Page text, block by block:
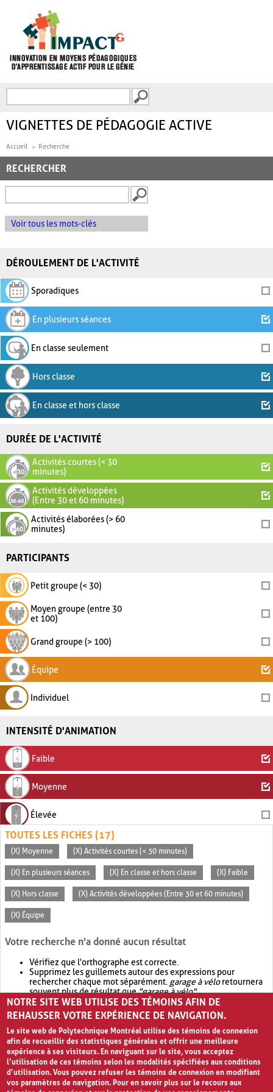
FORMULAIRE DE
VIGNETTES DE PÉDAGOGIE ACTIVE
Accueil Recherche
RECHERCHER
Voir tous les mots-clés
DÉROULEMENT DE L'ACTIVITÉ
Sporadiques
En plusieurs séances
En classe seulement
Hors classe
En classe et hors classe
DURÉE DE L'ACTIVITÉ
Activités courtes (< 30
minutes)
Activités développées
(Entre 30 et 60 minutes)
Activités élaborées (> 60
minutes)
PARTICIPANTS
Petit groupe (< 30)
Moyen groupe (entre 30
et 100)
Grand groupe (> 100)
Équipe
Individuel
INTENSITÉ D'ANIMATION
Faible
Moyenne
Élevée
TOUTES LES FICHES (17)
(X) Moyenne (X) Activités courtes (< 30 minutes)
(X) En plusieurs séances (X) En classe et hors classe (X) Faible
(X) Hors classe (X) Activités développées (Entre 30 et 60 minutes)
(X) Équipe
Votre recherche n'a donné aucun résultat
Vérifiez que l'orthographe est correcte.
Supprimez les guillemets autour des expressions pour
rechercher chaque mot séparément. garage à véloretournera
souvent plus de résultat que"garage à vélo".
Envisagez d'élargir votre recherche avec OR.garage OR vélo
retournera souvent plus de résultat quegarage à vélo
NOTRE SITE WEB UTILISE DES TÉMOINS AFIN DE
REHAUSSER VOTRE EXPÉRIENCE DE NAVIGATION.
Le site web de Polytechnique Montréal utilise des témoins de connexion
afin de recueillir des statistiques générales et offrir une meilleure
expérience à ses visiteurs. En naviguant sur le site, vous acceptez
l’utilisation de ces témoins selon les modalités spécifiées aux conditions
d’utilisation. Vous pouvez refuser les témoins de connexion en modifiant
vos paramètres de navigation. Pour en savoir plus sur le recours aux